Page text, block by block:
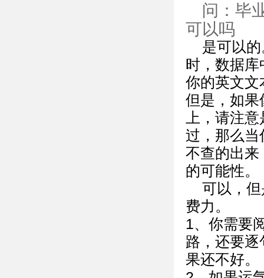
问：毕
可以吗
是可以
时，数据
你的英文文
但是，如果
上，请注
过，那么当
不查的出来
的可能性。
可以，
费力。
1、你需要
路，还要
果还不好。